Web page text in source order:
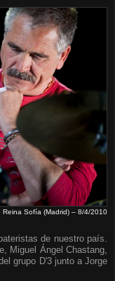
Sofía (Madrid) – 8/4/2010
de nuestro país.
Miguel Ángel Chastang,
grupo D'3 junto a Jorge